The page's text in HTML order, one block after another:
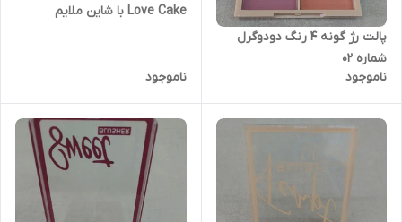
پالت رژ گونه ۴ رنگ دودوگرل
شماره ۰۲
ناموجود
Love Cake با شاین ملایم
ناموجود